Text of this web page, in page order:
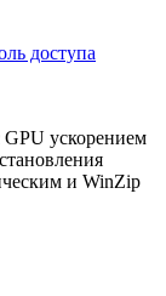
доступа
ускорением
и WinZip